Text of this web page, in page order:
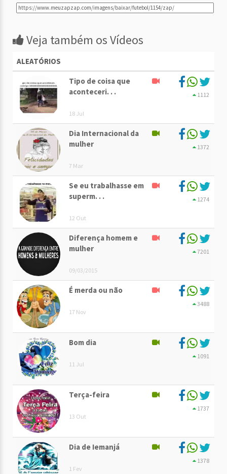
Veja também os Vídeos
ALEATÓRIOS
Tipo de coisa que
aconteceri. . .
18 Jul
1112
Dia Internacional da
mulher
7 Mar
1372
Se eu trabalhasse em
superm. . .
12 Out
1274
Diferença homem e
mulher
09/03/2015
7201
É merda ou não
17 Nov
3488
Bom dia
11 Jul
1091
Terça-feira
13 Out
1737
Dia de Iemanjá
1 Fev
1378